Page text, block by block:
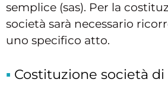
semplice (sas). Per la
società sarà necessario
uno specifico atto.
Costituzione società